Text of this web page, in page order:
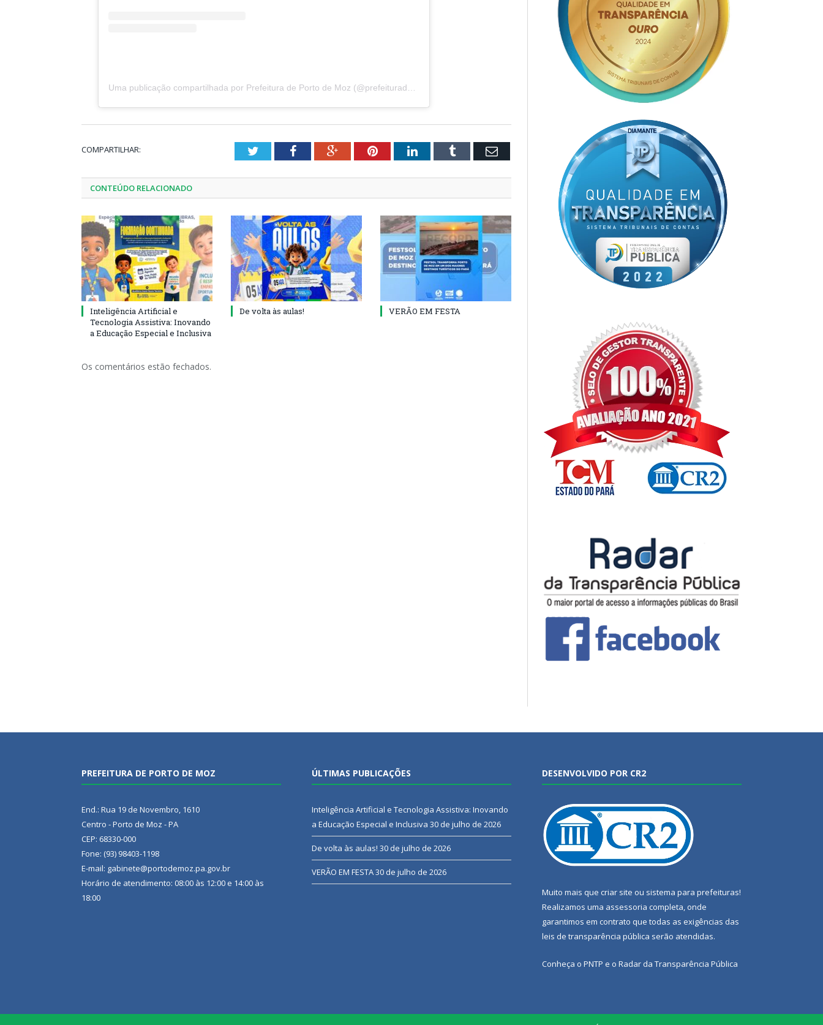
Uma publicação compartilhada por Prefeitura de Porto de Moz (@prefeituradeportodemoz)
COMPARTILHAR: TwitterFacebookGoogle+PinterestLinkedInTumblr Email
CONTEÚDO RELACIONADO
Inteligência Artificial e
Tecnologia Assistiva: Inovando
a Educação Especial e Inclusiva
De volta às aulas! VERÃO EM FESTA
Os comentários estão fechados.
PREFEITURA DE PORTO DE MOZ
End.: Rua 19 de Novembro, 1610
Centro - Porto de Moz - PA
CEP: 68330-000
Fone: (93) 98403-1198
E-mail: gabinete@portodemoz.pa.gov.br
Horário de atendimento: 08:00 às 12:00 e 14:00 às
18:00
ÚLTIMAS PUBLICAÇÕES
Inteligência Artificial e Tecnologia Assistiva: Inovando
a Educação Especial e Inclusiva 30 de julho de 2026
De volta às aulas! 30 de julho de 2026
VERÃO EM FESTA30 de julho de 2026
DESENVOLVIDO POR CR2
Muito mais que criar site ou sistema para prefeituras!
Realizamos uma assessoria completa, onde
garantimos em contrato que todas as exigências das
leis de transparência pública serão atendidas.
Conheça o PNTP e o Radar da Transparência Pública